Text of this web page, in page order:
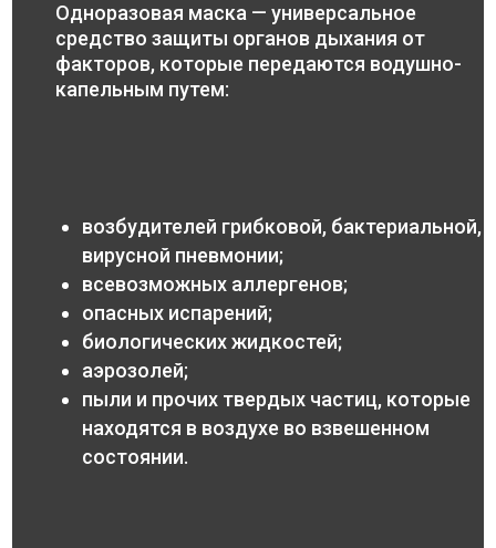
Одноразовая маска — универсальное
средство защиты органов дыхания от
факторов, которые передаются водушно-
капельным путем:
возбудителей грибковой, бактериальной,
вирусной пневмонии;
всевозможных аллергенов;
опасных испарений;
биологических жидкостей;
аэрозолей;
пыли и прочих твердых частиц, которые
находятся в воздухе во взвешенном
состоянии.